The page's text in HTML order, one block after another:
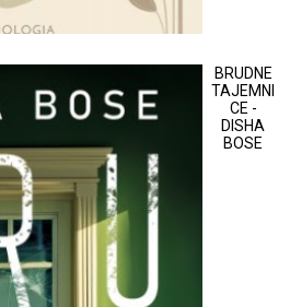
BRUDNE
TAJEMNI
CE -
DISHA
BOSE